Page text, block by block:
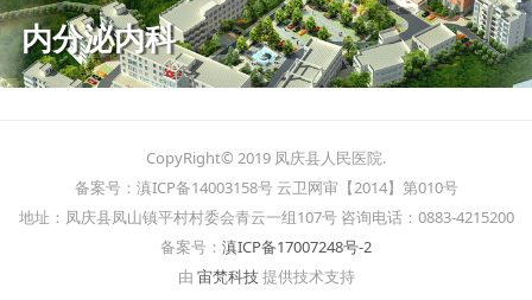
内分泌内科
CopyRight© 2019 凤庆县人民医院.
备案号：滇ICP备14003158号 云卫网审【2014】第010号
地址：凤庆县凤山镇平村村委会青云一组107号 咨询电话：0883-4215200
备案号： 滇ICP备17007248号-2
由 宙梵科技提供技术支持